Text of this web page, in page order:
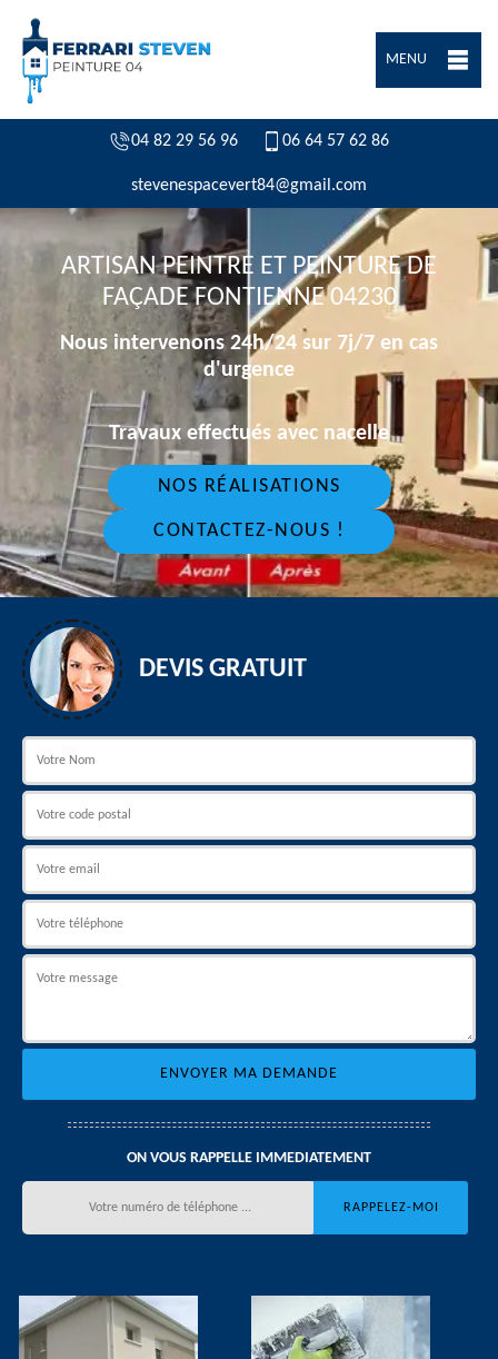
MENU
04 82 29 56 96 06 64 57 62 86
stevenespacevert84@gmail.com
ARTISAN PEINTRE ET PEINTURE DE
FAÇADE FONTIENNE 04230
Nous intervenons 24h/24 sur 7j/7 en cas
d'urgence
Travaux effectués avec nacelle
NOS RÉALISATIONS
CONTACTEZ-NOUS !
DEVIS GRATUIT
ON VOUS RAPPELLE IMMEDIATEMENT